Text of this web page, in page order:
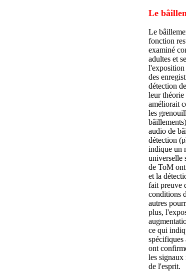
Le
Le
fonction
examiné
adultes et
l'exposition
des
détection
leur
améliorait
les
audio de
détection
indique un
universelle
de ToM
et la
fait preuve
conditions
autres
plus,
ce qui
spécifiques
ont
les signaux
de l'esprit.